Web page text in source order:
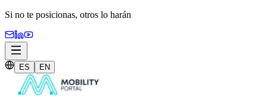
Si no te posicionas, otros lo harán
ES EN